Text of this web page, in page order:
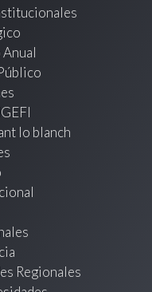
lo blanch
Regionales